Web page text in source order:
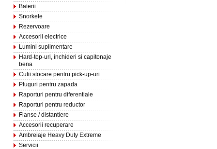
Baterii
Snorkele
Rezervoare
Accesorii electrice
Lumini suplimentare
Hard-top-uri, inchideri si capitonaje
bena
Cutii stocare pentru pick-up-uri
Pluguri pentru zapada
Raporturi pentru diferentiale
Raporturi pentru reductor
Flanse / distantiere
Accesorii recuperare
Ambreiaje Heavy Duty Extreme
Servicii